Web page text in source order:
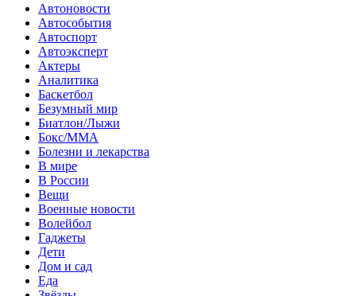
Автоновости
Автособытия
Автоспорт
Автоэксперт
Актеры
Аналитика
Баскетбол
Безумный мир
Биатлон/Лыжи
Бокс/MMA
Болезни и лекарства
В мире
В России
Вещи
Военные новости
Волейбол
Гаджеты
Дети
Дом и сад
Еда